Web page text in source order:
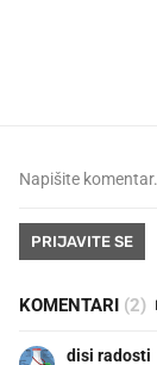
PRIJAVITE SE
KOMENTARI (2)
disi radosti